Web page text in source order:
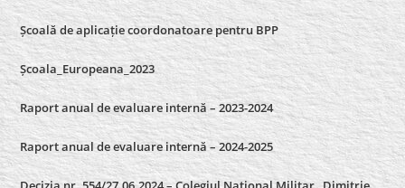
Școală de aplicație coordonatoare pentru BPP
Școala_Europeana_2023
Raport anual de evaluare internă – 2023-2024
Raport anual de evaluare internă –2024-2025